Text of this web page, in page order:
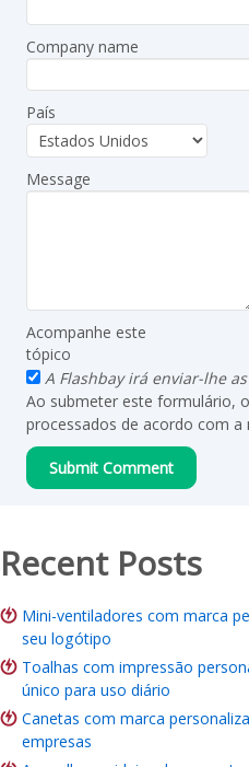
Company name
País
Message
Acompanhe este
tópico
A Flashbay irá enviar-lhe
Ao submeter este formulário,
processados de acordo com a
Recent Posts
Mini-ventiladores com marca
seu logótipo
Toalhas com impressão
único para uso diário
Canetas com marca
empresas